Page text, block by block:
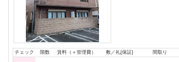
チェック 階数 賃料（＋管理費） 敷／礼[保証] 間取り